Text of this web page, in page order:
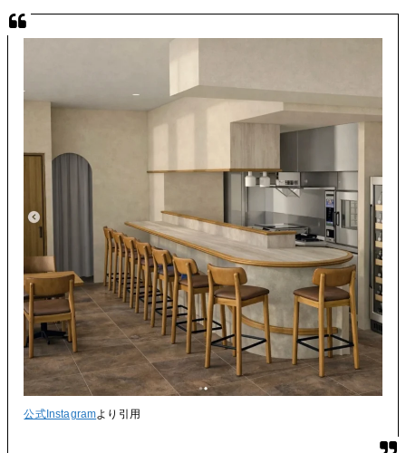
公式Instagram より引用